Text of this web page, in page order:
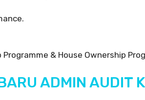
Programme & House Ownership
ADMIN AUDIT